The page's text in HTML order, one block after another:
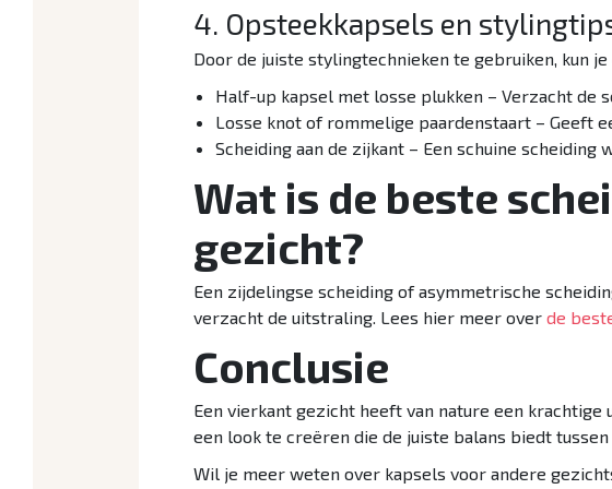
4. Opsteekkapsels en
Door de juiste stylingtechnieken te gebruiken, kun
Half-up kapsel met losse plukken – Verzacht de
Losse knot of rommelige paardenstaart – Geeft
Scheiding aan de zijkant – Een schuine
Wat is de beste
gezicht?
Een zijdelingse scheiding of asymmetrische
verzacht de uitstraling. Lees hier meer over de
Conclusie
Een vierkant gezicht heeft van nature een
een look te creëren die de juiste balans biedt
Wil je meer weten over kapsels voor andere